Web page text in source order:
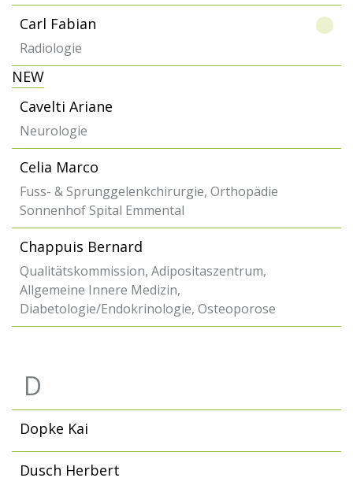
Carl Fabian
Radiologie
NEW
Cavelti Ariane
Neurologie
Celia Marco
Fuss- & Sprunggelenkchirurgie, Orthopädie
Sonnenhof Spital Emmental
Chappuis Bernard
Qualitätskommission, Adipositaszentrum,
Allgemeine Innere Medizin,
Diabetologie/Endokrinologie, Osteoporose
D
Dopke Kai
Dusch Herbert